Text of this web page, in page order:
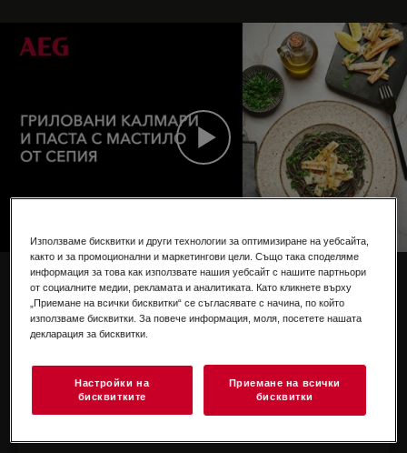
Нестандартно средиземноморско ястие,
съчетаващо в себе си богатството на морските
дарове с характерния италиански вкус на
НАСОКИ ЗА
ПРИГОТВЯНЕ
Стъпка 1:
Посолете и подправете с бял пипер калмарите
от двете страни. Сложете в плик за вакуумно
готвене по 2 калмара, добавете по 1 с.л. зехтин
Използваме бисквитки и други технологии за оптимизиране на уебсайта,
както и за промоционални и маркетингови цели. Също така споделяме
информация за това как използвате нашия уебсайт с нашите партньори
от социалните медии, рекламата и аналитиката. Като кликнете върху
„Приемане на всички бисквитки“ се съгласявате с начина, по който
използваме бисквитки. За повече информация, моля, посетете нашата
декларация за бисквитки.
Настройки на
бисквитките
Приемане на всички
бисквитки